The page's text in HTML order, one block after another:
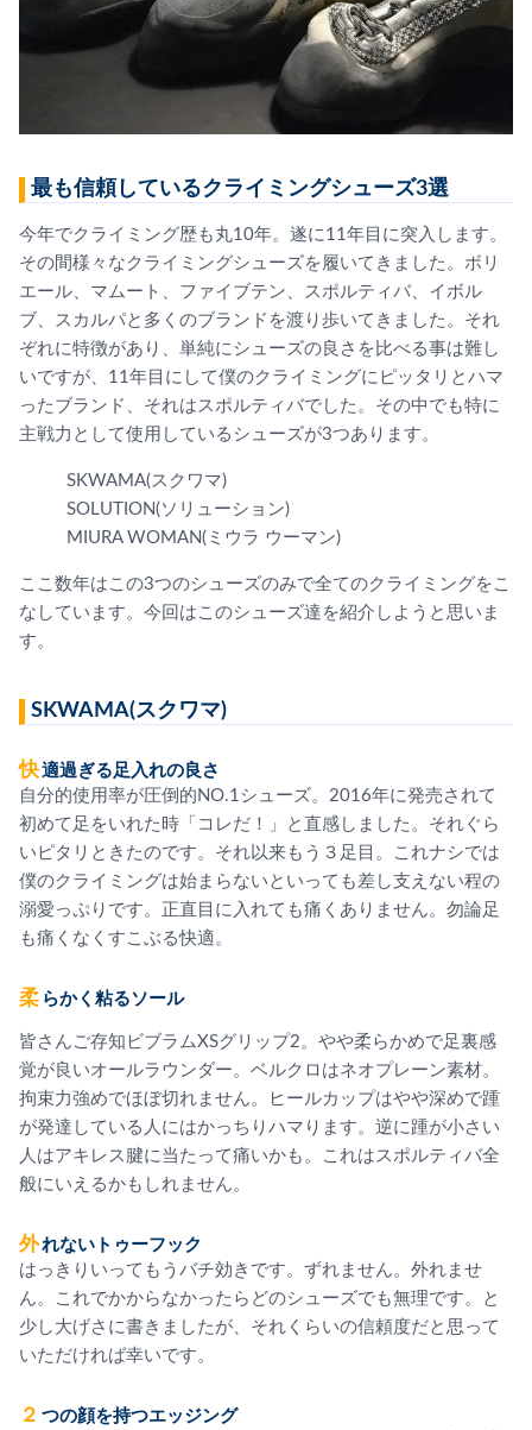
最も信頼しているクライミングシューズ3選
今年でクライミング歴も丸10年。遂に11年目に突入します。
その間様々なクライミングシューズを履いてきました。ボリ
エール、マムート、ファイブテン、スポルティバ、イボル
ブ、スカルパと多くのブランドを渡り歩いてきました。それ
ぞれに特徴があり、単純にシューズの良さを比べる事は難し
いですが、11年目にして僕のクライミングにピッタリとハマ
ったブランド、それはスポルティバでした。その中でも特に
主戦力として使用しているシューズが3つあります。
SKWAMA(スクワマ)
SOLUTION(ソリューション)
MIURA WOMAN(ミウラ ウーマン)
ここ数年はこの3つのシューズのみで全てのクライミングをこ
なしています。今回はこのシューズ達を紹介しようと思いま
す。
SKWAMA(スクワマ)
快適過ぎる足入れの良さ
自分的使用率が圧倒的NO.1シューズ。2016年に発売されて
初めて足をいれた時「コレだ！」と直感しました。それぐら
いピタリときたのです。それ以来もう３足目。これナシでは
僕のクライミングは始まらないといっても差し支えない程の
溺愛っぷりです。正直目に入れても痛くありません。勿論足
も痛くなくすこぶる快適。
柔らかく粘るソール
皆さんご存知ビブラムXSグリップ2。やや柔らかめで足裏感
覚が良いオールラウンダー。ベルクロはネオプレーン素材。
拘束力強めでほぼ切れません。ヒールカップはやや深めで踵
が発達している人にはかっちりハマります。逆に踵が小さい
人はアキレス腱に当たって痛いかも。これはスポルティバ全
般にいえるかもしれません。
外れないトゥーフック
はっきりいってもうバチ効きです。ずれません。外れませ
ん。これでかからなかったらどのシューズでも無理です。と
少し大げさに書きましたが、それくらいの信頼度だと思って
いただければ幸いです。
２つの顔を持つエッジング